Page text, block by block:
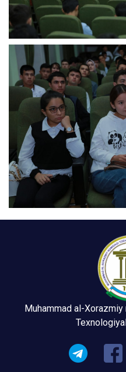
Muhammad al-